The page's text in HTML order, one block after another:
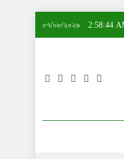
০৭/০৮/২০২৬ 2:58:44